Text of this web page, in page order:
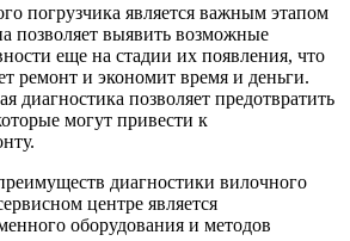
погрузчика является важным этапом
позволяет выявить возможные
еще на стадии их появления, что
ремонт и экономит время и деньги.
диагностика позволяет предотвратить
могут привести к
диагностики вилочного
центре является
оборудования и методов